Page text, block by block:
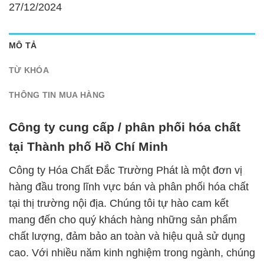
27/12/2024
MÔ TẢ
TỪ KHÓA
THÔNG TIN MUA HÀNG
Công ty cung cấp / phân phối hóa chất
tại Thành phố Hồ Chí Minh
Công ty Hóa Chất Đắc Trường Phát là một đơn vị
hàng đầu trong lĩnh vực bán và phân phối hóa chất
tại thị trường nội địa. Chúng tôi tự hào cam kết
mang đến cho quý khách hàng những sản phẩm
chất lượng, đảm bảo an toàn và hiệu quả sử dụng
cao. Với nhiều năm kinh nghiệm trong ngành, chúng